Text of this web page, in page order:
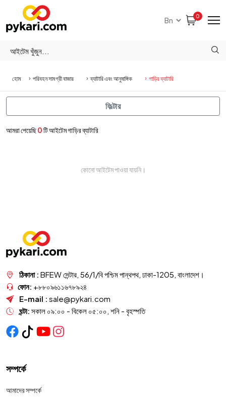
0
হোম পরিবহন সামগ্রী বাজার ব্যাটারি এবং আনুষাঙ্গিক গাড়ির ব্যাটারি
আমরা পেয়েছি0টি আইটেম গাড়ির ব্যাটারি
কোনো আইটেম পাওয়া যায়নি।
ফিল্টার
ঠিকানা : BFEW সেন্টার, 56/1/বি পশ্চিম পান্থপথ, ঢাকা-1205, বাংলাদেশ।
ফোন: +৮৮০৯৬১১৬৭৮৯২৪
E-mail : sale@pykari.com
ঘন্টা: সকাল ০৯:০০ - বিকেল ০৫:০০, শনি - বৃহস্পতি
সম্পর্কে
আমাদের সম্পর্কে